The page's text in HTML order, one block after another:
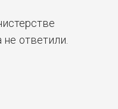
ответили.